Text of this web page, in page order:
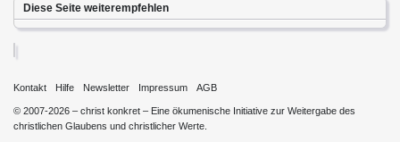
Diese Seite weiterempfehlen
Kontakt Hilfe Newsletter Impressum AGB
© 2007-2026 – christ konkret – Eine ökumenische Initiative zur Weitergabe des
christlichen Glaubens und christlicher Werte.